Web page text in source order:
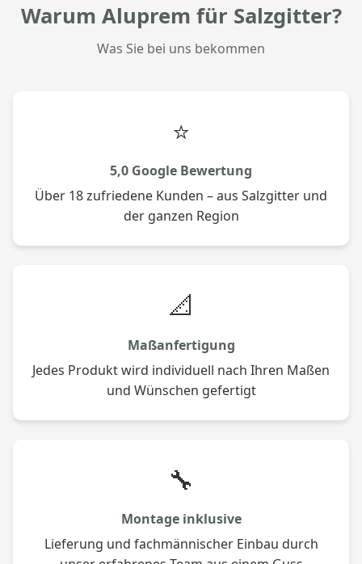
Warum Aluprem für Salzgitter?
Was Sie bei uns bekommen
⭐
5,0 Google Bewertung
Über 18 zufriedene Kunden – aus Salzgitter und
der ganzen Region
📐
Maßanfertigung
Jedes Produkt wird individuell nach Ihren Maßen
und Wünschen gefertigt
🔧
Montage inklusive
Lieferung und fachmännischer Einbau durch